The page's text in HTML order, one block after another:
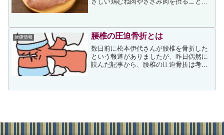
いました。鶏むね肉について、記事には
次が書かれていました。「...
健康情報 腰椎の圧迫骨折とは
数日前に松本伊代さんが腰椎を骨折した
という報道がありましたが、昨日偶然に
読んだ記事から、腰椎の圧迫骨折は考え
体は、いちばん上に重い頭があり首の